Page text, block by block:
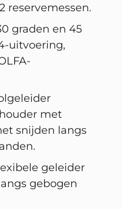
reservemessen.
graden en 45
uitvoering,
met
snijden langs
geleider
gebogen